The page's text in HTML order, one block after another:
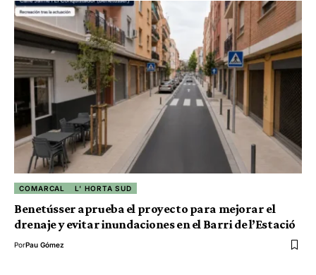
COMARCAL L' HORTA SUD
Benetússer aprueba el proyecto para mejorar el
drenaje y evitar inundaciones en el Barri de l’Estació
PorPau Gómez